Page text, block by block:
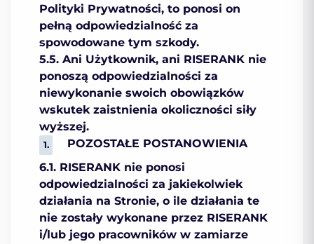
Polityki Prywatności, to ponosi on
pełną odpowiedzialność za
spowodowane tym szkody.
5.5. Ani Użytkownik, ani RISERANK nie
ponoszą odpowiedzialności za
niewykonanie swoich obowiązków
wskutek zaistnienia okoliczności siły
wyższej.
POZOSTAŁE POSTANOWIENIA
6.1. RISERANK nie ponosi
odpowiedzialności za jakiekolwiek
działania na Stronie, o ile działania te
nie zostały wykonane przez RISERANK
i/lub jego pracowników w zamiarze